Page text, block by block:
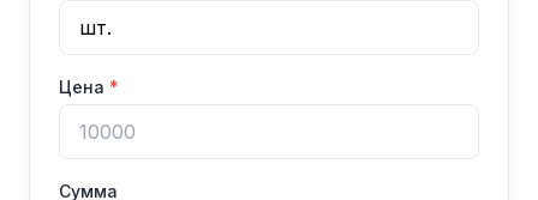
Цена
Сумма